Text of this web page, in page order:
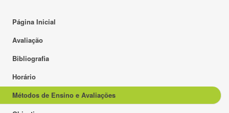
Página Inicial
Avaliação
Bibliografia
Horário
Métodos de Ensino e Avaliações